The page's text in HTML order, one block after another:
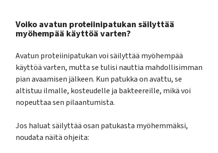
Voiko avatun proteiinipatukan säilyttää
myöhempää käyttöä varten?
Avatun proteiinipatukan voi säilyttää myöhempää
käyttöä varten, mutta se tulisi nauttia mahdollisimman
pian avaamisen jälkeen. Kun patukka on avattu, se
altistuu ilmalle, kosteudelle ja bakteereille, mikä voi
nopeuttaa sen pilaantumista.
Jos haluat säilyttää osan patukasta myöhemmäksi,
noudata näitä ohjeita: